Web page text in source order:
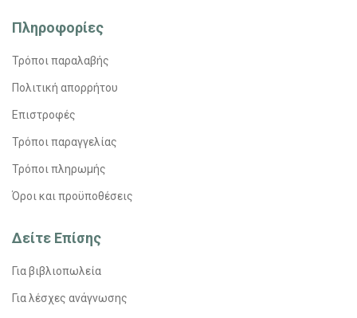
Πληροφορίες
Τρόποι παραλαβής
Πολιτική απορρήτου
Επιστροφές
Τρόποι παραγγελίας
Τρόποι πληρωμής
Όροι και προϋποθέσεις
Δείτε Επίσης
Για βιβλιοπωλεία
Για λέσχες ανάγνωσης